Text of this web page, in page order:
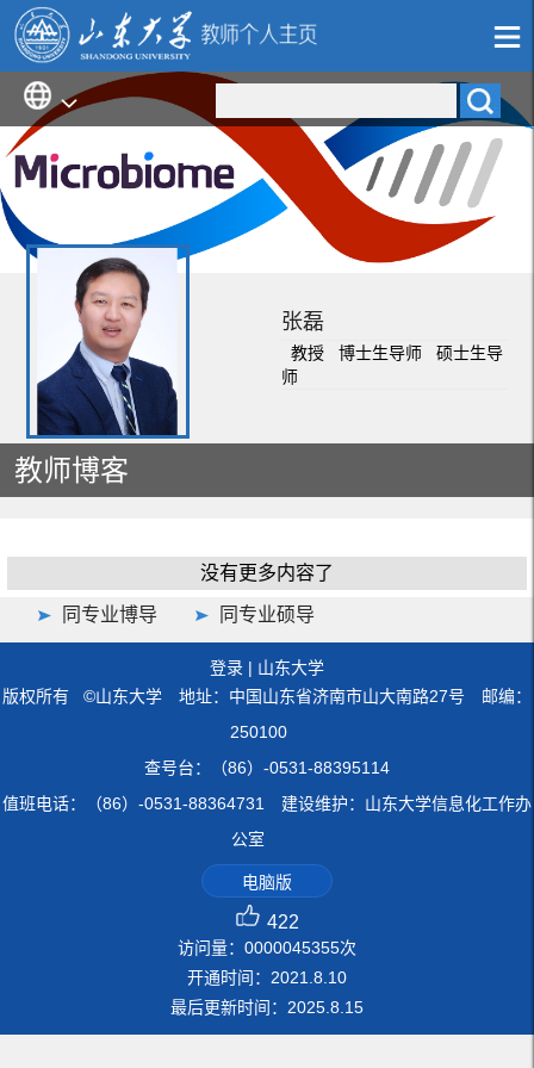
张磊
教授 博士生导师 硕士生导
师
教师博客
没有更多内容了
同专业博导 同专业硕导
登录 | 山东大学
版权所有 ©山东大学 地址：中国山东省济南市山大南路27号 邮编：
250100
查号台：（86）-0531-88395114
值班电话：（86）-0531-88364731 建设维护：山东大学信息化工作办
公室
电脑版
422
访问量： 0000045355次
开通时间： 2021 8 10
最后更新时间： 2025 8 15